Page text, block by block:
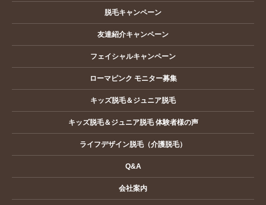
脱毛キャンペーン
友達紹介キャンペーン
フェイシャルキャンペーン
ローマピンク モニター募集
キッズ脱毛＆ジュニア脱毛
キッズ脱毛＆ジュニア脱毛 体験者様の声
ライフデザイン脱毛（介護脱毛）
Q&A
会社案内